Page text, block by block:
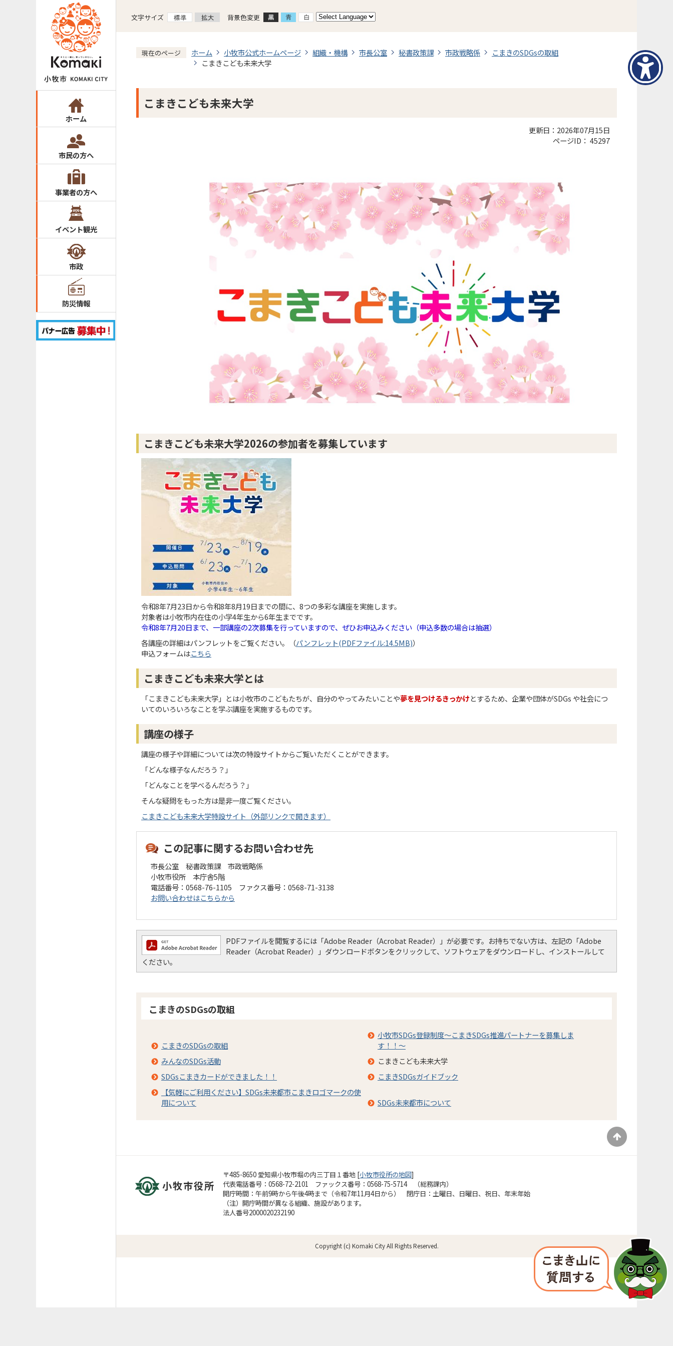
ホーム
市民の方へ
事業者の方へ
イベント観光
市政
防災情報
文字サイズ 背景色変更
現在のページ ホーム 小牧市公式ホームページ 組織・機構 市長公室 秘書政策課 市政戦略係
こまきのSDGsの取組
こまきこども未来大学
こまきこども未来大学
更新日：2026年07月15日
ページID： 45297
こまきこども未来大学2026の参加者を募集しています
令和8年7月23日から令和8年8月19日までの間に、8つの多彩な講座を実施します。
対象者は小牧市内在住の小学4年生から6年生までです。
令和8年7月20日まで、一部講座の2次募集を行っていますので、ぜひお申込みください（申込多数の場合は抽選）
各講座の詳細はパンフレットをご覧ください。（パンフレット(PDFファイル:14.5MB)）
申込フォームはこちら
こまきこども未来大学とは
「こまきこども未来大学」とは小牧市のこどもたちが、自分のやってみたいことや夢を見つけるきっかけとするため、企業や団体がSDGs や社会につ
いてのいろいろなことを学ぶ講座を実施するものです。
講座の様子
講座の様子や詳細については次の特設サイトからご覧いただくことができます。
「どんな様子なんだろう？」
「どんなことを学べるんだろう？」
そんな疑問をもった方は是非一度ご覧ください。
こまきこども未来大学特設サイト（外部リンクで開きます）
この記事に関するお問い合わせ先
市長公室 秘書政策課 市政戦略係
小牧市役所 本庁舎5階
電話番号：0568-76-1105 ファクス番号：0568-71-3138
お問い合わせはこちらから
PDFファイルを閲覧するには「Adobe Reader（Acrobat Reader）」が必要です。お持ちでない方は、左記の「Adobe
Reader（Acrobat Reader）」ダウンロードボタンをクリックして、ソフトウェアをダウンロードし、インストールして
ください。
こまきのSDGsの取組
こまきのSDGsの取組
小牧市SDGs登録制度～こまきSDGs推進パートナーを募集しま
す！！～
みんなのSDGs活動
こまきこども未来大学
SDGsこまきカードができました！！
こまきSDGsガイドブック
【気軽にご利用ください】SDGs未来都市こまきロゴマークの使
用について
SDGs未来都市について
小牧市役所
〒485-8650 愛知県小牧市堀の内三丁目１番地 [小牧市役所の地図]
代表電話番号：0568-72-2101 ファックス番号：0568-75-5714 （総務課内）
開庁時間：午前9時から午後4時まで（令和7年11月4日から） 閉庁日：土曜日、日曜日、祝日、年末年始
（注）開庁時間が異なる組織、施設があります。
法人番号2000020232190
Copyright (c) Komaki City All Rights Reserved.